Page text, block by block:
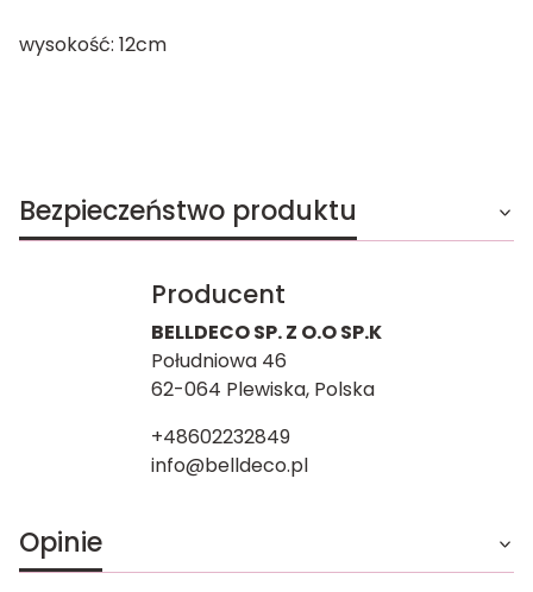
wysokość: 12cm
Bezpieczeństwo produktu
Producent
BELLDECO SP. Z O.O SP.K
Południowa 46
62-064 Plewiska, Polska
+48602232849
info@belldeco.pl
Opinie